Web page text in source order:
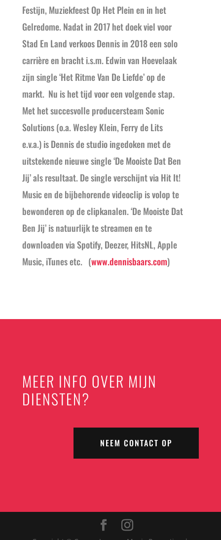
Festijn, Muziekfeest Op Het Plein en in het
Gelredome. Nadat in 2017 het doek viel voor
Stad En Land verkoos Dennis in 2018 een solo
carrière en bracht i.s.m. Edwin van Hoevelaak
zijn single ‘Het Ritme Van De Liefde’ op de
markt. Nu is het tijd voor een volgende stap.
Met het succesvolle producersteam Sonic
Solutions (o.a. Wesley Klein, Ferry de Lits
e.v.a.) is Dennis de studio ingedoken met de
uitstekende nieuwe single ‘De Mooiste Dat Ben
Jij’ als resultaat. De single verschijnt via Hit It!
Music en de bijbehorende videoclip is volop te
bewonderen op de clipkanalen. ‘De Mooiste Dat
Ben Jij’ is natuurlijk te streamen en te
downloaden via Spotify, Deezer, HitsNL, Apple
Music, iTunes etc. (www.dennisbaars.com)
MEER INFO OVER MIJN
DIENSTEN?
NEEM CONTACT OP